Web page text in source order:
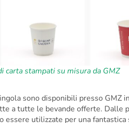
carta stampati su misura da GMZ
sono disponibili presso GMZ
a tutte le bevande offerte. Dalle
essere utilizzate per una fantastica